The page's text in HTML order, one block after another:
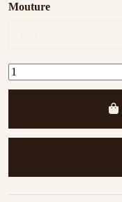
Mouture